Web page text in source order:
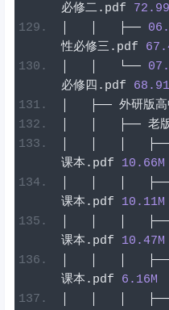
必修二. pdf 72.99
├── 06 .
性必修三 . pdf
└── 07 .
必修四 . pdf 68.91
├── 外研版
├── 老
├──
课本 . pdf 10.66M
├──
课本 . pdf 10.11M
├──
课本 . pdf 10.47M
├──
课本 . pdf 6.16M
├──